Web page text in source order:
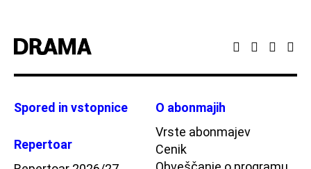
Spored in vstopnice
Repertoar
O abonmajih
Vrste abonmajev
Cenik